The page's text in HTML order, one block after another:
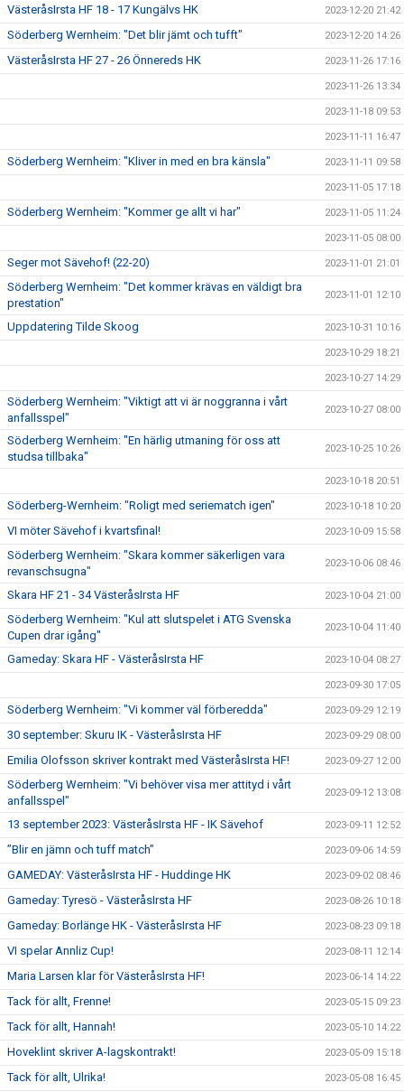
VästeråsIrsta HF 18 - 17 Kungälvs HK 2023-12-20 21:42
Söderberg Wernheim: "Det blir jämt och tufft" 2023-12-20 14:26
VästeråsIrsta HF 27 - 26 Önnereds HK 2023-11-26 17:16
2023-11-26 13:34
2023-11-18 09:53
2023-11-11 16:47
Söderberg Wernheim: "Kliver in med en bra känsla" 2023-11-11 09:58
2023-11-05 17:18
Söderberg Wernheim: "Kommer ge allt vi har" 2023-11-05 11:24
2023-11-05 08:00
Seger mot Sävehof! (22-20) 2023-11-01 21:01
Söderberg Wernheim: "Det kommer krävas en väldigt bra
prestation"
2023-11-01 12:10
Uppdatering Tilde Skoog 2023-10-31 10:16
2023-10-29 18:21
2023-10-27 14:29
Söderberg Wernheim: "Viktigt att vi är noggranna i vårt
anfallsspel"
2023-10-27 08:00
Söderberg Wernheim: "En härlig utmaning för oss att
studsa tillbaka"
2023-10-25 10:26
2023-10-18 20:51
Söderberg-Wernheim: "Roligt med seriematch igen" 2023-10-18 10:20
VI möter Sävehof i kvartsfinal! 2023-10-09 15:58
Söderberg Wernheim: "Skara kommer säkerligen vara
revanschsugna"
2023-10-06 08:46
Skara HF 21 - 34 VästeråsIrsta HF 2023-10-04 21:00
Söderberg Wernheim: "Kul att slutspelet i ATG Svenska
Cupen drar igång"
2023-10-04 11:40
Gameday: Skara HF - VästeråsIrsta HF 2023-10-04 08:27
2023-09-30 17:05
Söderberg Wernheim: "Vi kommer väl förberedda" 2023-09-29 12:19
30 september: Skuru IK - VästeråsIrsta HF 2023-09-29 08:00
Emilia Olofsson skriver kontrakt med VästeråsIrsta HF! 2023-09-27 12:00
Söderberg Wernheim: "Vi behöver visa mer attityd i vårt
anfallsspel"
2023-09-12 13:08
13 september 2023: VästeråsIrsta HF - IK Sävehof 2023-09-11 12:52
”Blir en jämn och tuff match” 2023-09-06 14:59
GAMEDAY: VästeråsIrsta HF - Huddinge HK 2023-09-02 08:46
Gameday: Tyresö - VästeråsIrsta HF 2023-08-26 10:18
Gameday: Borlänge HK - VästeråsIrsta HF 2023-08-23 09:18
VI spelar Annliz Cup! 2023-08-11 12:14
Maria Larsen klar för VästeråsIrsta HF! 2023-06-14 14:22
Tack för allt, Frenne! 2023-05-15 09:23
Tack för allt, Hannah! 2023-05-10 14:22
Hoveklint skriver A-lagskontrakt! 2023-05-09 15:18
Tack för allt, Ulrika! 2023-05-08 16:45